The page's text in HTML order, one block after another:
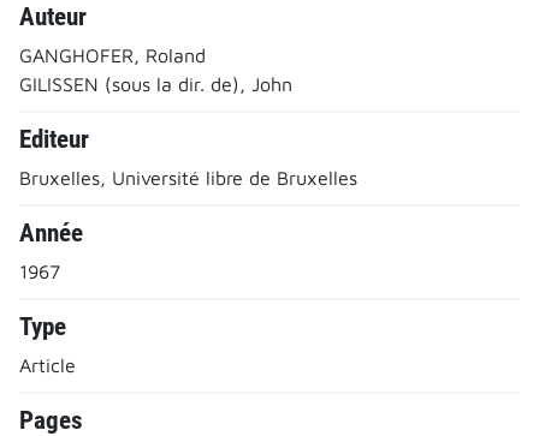
Auteur
GANGHOFER, Roland
GILISSEN (sous la dir. de), John
Editeur
Bruxelles, Université libre de Bruxelles
Année
1967
Type
Article
Pages